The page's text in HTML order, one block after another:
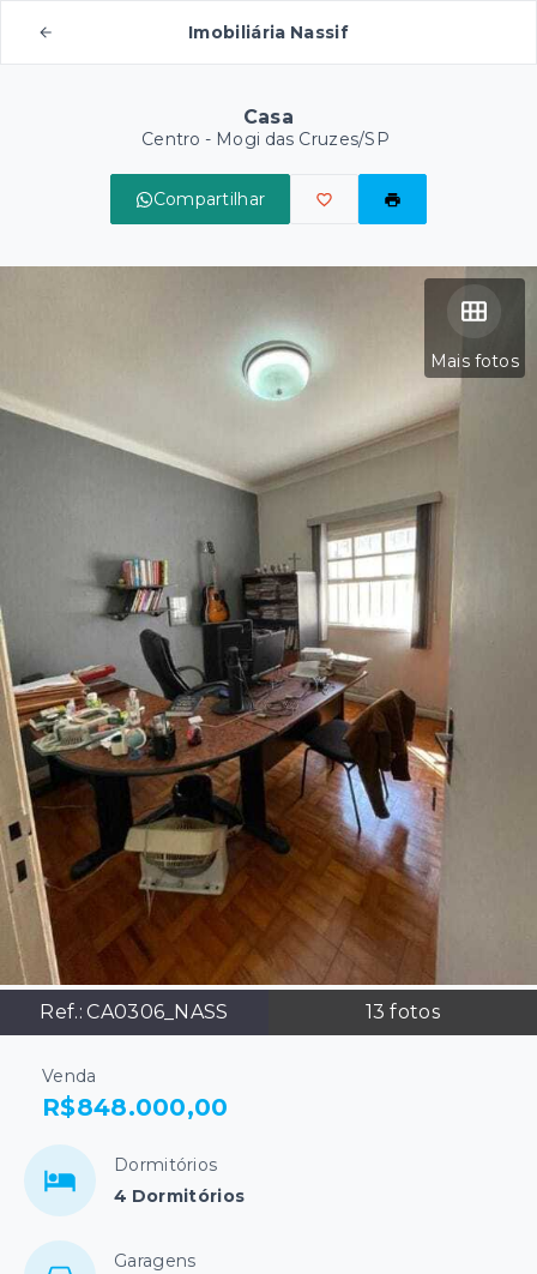
Imobiliária Nassif
Casa
Centro - Mogi das Cruzes/SP
Compartilhar
Mais fotos
Ref.:CA0306_NASS 13 fotos
Venda
R$848.000,00
Dormitórios
4 Dormitórios
Garagens